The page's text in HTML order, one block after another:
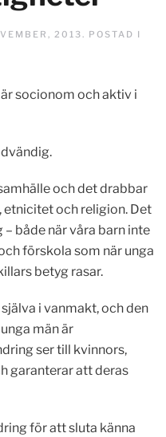
2013. POSTAD I
socionom och aktiv i
och det drabbar
och religion. Det
både när våra barn inte
förskola som när unga
betyg rasar.
i vanmakt, och den
män är
ser till kvinnors,
garanterar att deras
för att sluta känna